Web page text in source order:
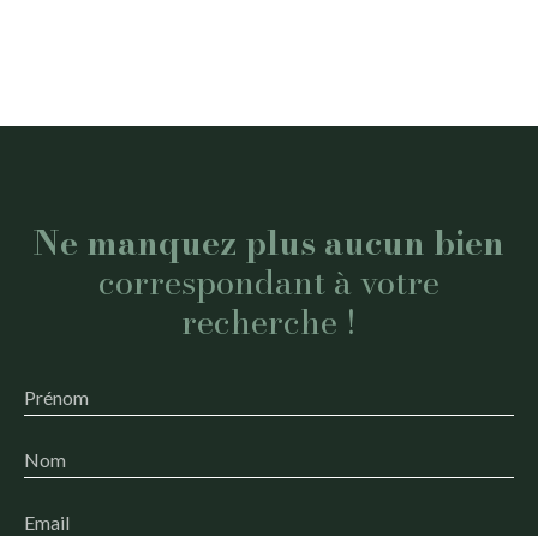
Ne manquez plus aucun bien
correspondant à votre
recherche !
Prénom
Nom
Email